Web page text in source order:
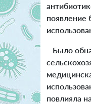
появление
Было
повлияла